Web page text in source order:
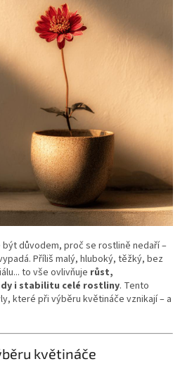
důvodem, proč se rostlině nedaří –
Příliš malý, hluboký, těžký, bez
to vše ovlivňuje růst,
i stabilitu celé rostliny. Tento
které při výběru květináče vznikají – a
květináče